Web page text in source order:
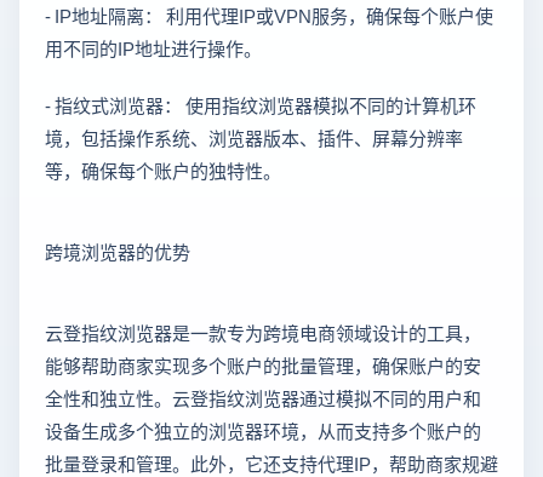
- IP地址隔离： 利用代理IP或VPN服务，确保每个账户使
用不同的IP地址进行操作。
- 指纹式浏览器： 使用指纹浏览器模拟不同的计算机环
境，包括操作系统、浏览器版本、插件、屏幕分辨率
等，确保每个账户的独特性。
跨境浏览器的优势
云登指纹浏览器是一款专为跨境电商领域设计的工具，
能够帮助商家实现多个账户的批量管理，确保账户的安
全性和独立性。云登指纹浏览器通过模拟不同的用户和
设备生成多个独立的浏览器环境，从而支持多个账户的
批量登录和管理。此外，它还支持代理IP，帮助商家规避